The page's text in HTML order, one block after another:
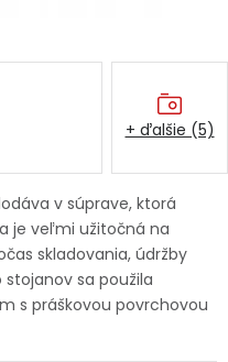
obchodu
účet
v súprave, ktorá
je veľmi užitočná na
skladovania, údržby
sa použila
s práškovou povrchovou
+ ďalšie (5)